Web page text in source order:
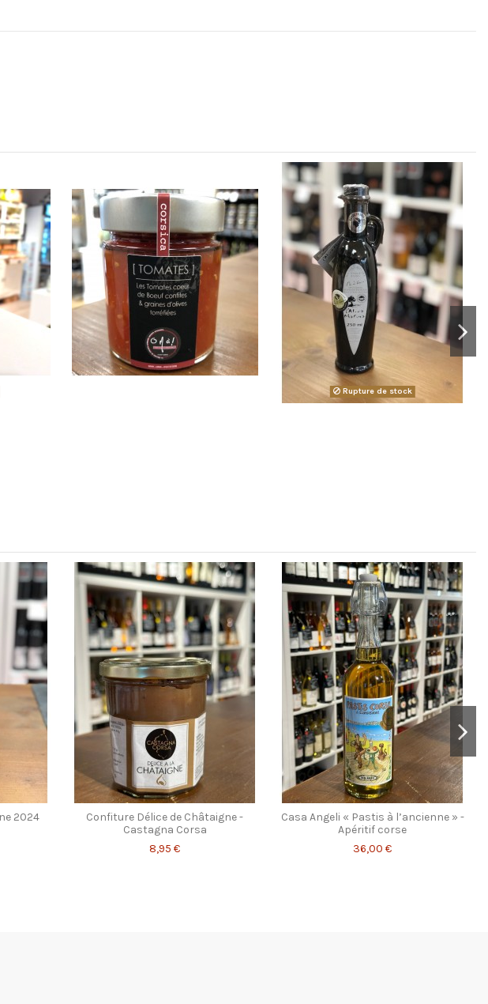
Rupture de stock
2024
Confiture Délice de Châtaigne -
Castagna Corsa
8,95 €
Casa Angeli « Pastis à l’ancienne » -
Apéritif corse
36,00 €